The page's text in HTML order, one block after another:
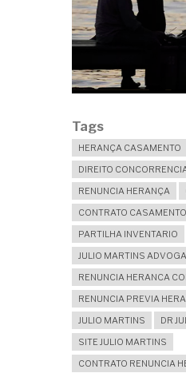
Tags
HERANÇA CASAMENTO
DIREITO
RENUNCIA HERANÇA
CONTRATO CASAMENTO
PARTILHA INVENTARIO
JULIO MARTINS
RENUNCIA HERANCA
RENUNCIA PREVIA
JULIO MARTINS
DR
SITE JULIO MARTINS
CONTRATO RENUNCIA